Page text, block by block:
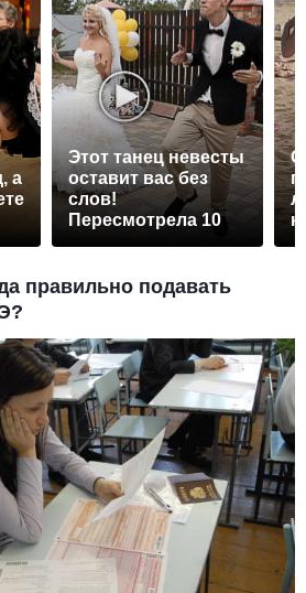
а
Этот танец невесты
оставит вас без
слов!
Пересмотрела 10
правильно подавать